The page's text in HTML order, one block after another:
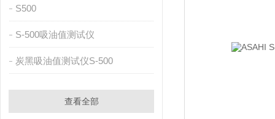
S500
S-500吸油值测试仪
炭黑吸油值测试仪S-500
查看全部